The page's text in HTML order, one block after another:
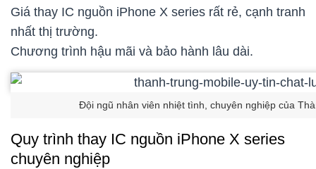
Giá thay IC nguồn iPhone X series rất rẻ, cạnh tranh
nhất thị trường.
Chương trình hậu mãi và bảo hành lâu dài.
Đội ngũ nhân viên nhiệt tình, chuyên nghiệp của
Quy trình thay IC nguồn iPhone X series
chuyên nghiệp